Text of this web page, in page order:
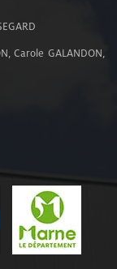
Carole GALANDON,